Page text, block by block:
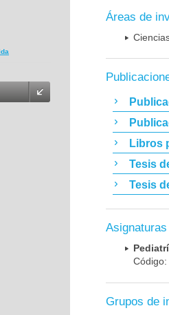
Áreas de
Libros
Tesis
Tesis
Asignaturas
Código:
Grupos de